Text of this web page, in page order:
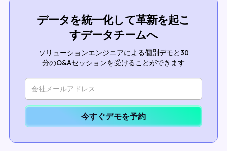
データを統一化して革新を起こ
すデータチームへ
ソリューションエンジニアによる個別デモと30
分のQ&Aセッションを受けることができます
今すぐデモを予約